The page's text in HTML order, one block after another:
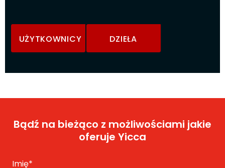
UŻYTKOWNICY DZIEŁA
Bądź na bieżąco z możliwościami jakie
oferuje Yicca
Imię*